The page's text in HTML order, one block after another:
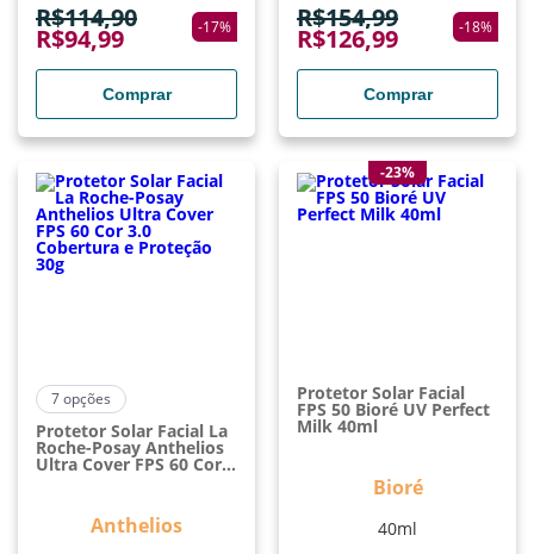
R$114,90
R$94,99 -17%
Comprar
R$154,99
R$126,99 -18%
Comprar
7opções
Protetor Solar Facial La
Roche-Posay Anthelios
Ultra Cover FPS 60 Cor
Anthelios
-23%
Protetor Solar Facial
FPS 50 Bioré UV Perfect
Milk 40ml
Bioré
40ml